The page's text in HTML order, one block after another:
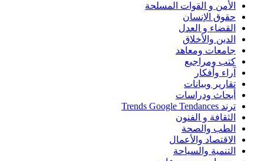
الأمن و القوات المسلحة
حقوق الإنسان
القضاء و العدل
الدين والأخلاق
جامعات ومعاهد
كتب ومراجيع
آراء وأفكار
تقارير وبيانات
أبحاث ودراسات
ترند Trends Google Tendances
الثقافة و الفنون
الطب والصحة
الاقتصاد والأعمال
التنمية والسياحة